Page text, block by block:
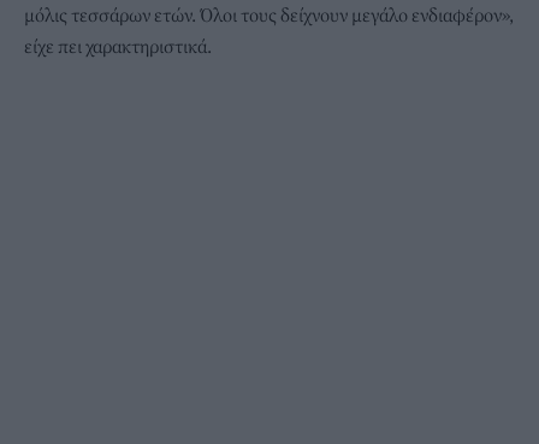
μόλις τεσσάρων ετών. Όλοι τους δείχνουν μεγάλο ενδιαφέρον»,
είχε πει χαρακτηριστικά.